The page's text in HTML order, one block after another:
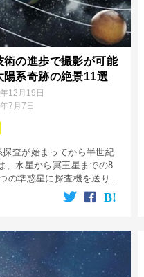
術の進歩で撮影が可能
陽系奇跡の絶景11選
12月19日
7月7日
探査が始まってから半世紀
、水星から冥王星までの8
の準惑星に探査機を送り込
を達成しており、そんな探
ラも搭載されており、訪れ